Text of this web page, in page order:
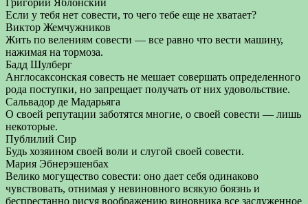
Григорий Яблонский
Если у тебя нет совести, то чего тебе еще не хватает?
Виктор Жемчужников
Жить по велениям совести — все равно что вести машину,
нажимая на тормоза.
Бадд Шулберг
Англосаксонская совесть не мешает совершать определенного
рода поступки, но запрещает получать от них удовольствие.
Сальвадор де Мадарьяга
О своей репутации заботятся многие, о своей совести — лишь
некоторые.
Публилий Сир
Будь хозяином своей воли и слугой своей совести.
Мария Эбнерэшенбах
Велико могущество совести: оно дает себя одинаково
чувствовать, отнимая у невиновного всякую боязнь и
беспрестанно рисуя воображению виновника все заслуженное